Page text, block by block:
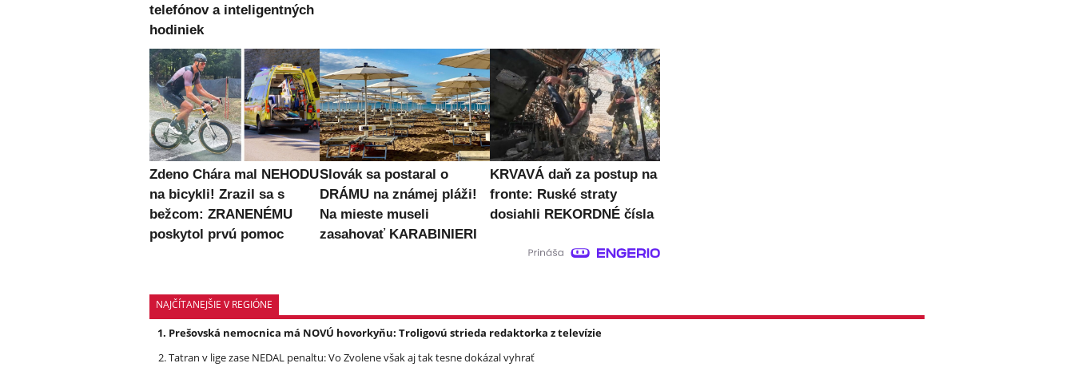
telefónov a inteligentných
hodiniek
Zdeno Chára mal NEHODU
na bicykli! Zrazil sa s
bežcom: ZRANENÉMU
poskytol prvú pomoc
Slovák sa postaral o
DRÁMU na známej pláži!
Na mieste museli
zasahovať KARABINIERI
KRVAVÁ daň za postup na
fronte: Ruské straty
dosiahli REKORDNÉ čísla
NAJČÍTANEJŠIE V REGIÓNE
Prešovská nemocnica má NOVÚ hovorkyňu: Troligovú strieda redaktorka z televízie
Tatran v lige zase NEDAL penaltu: Vo Zvolene však aj tak tesne dokázal vyhrať